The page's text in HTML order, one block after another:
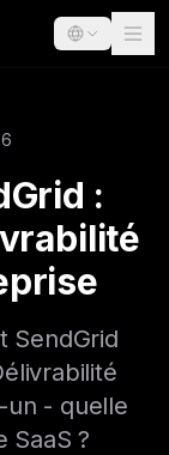
:
SendGrid
- quelle
SaaS ?